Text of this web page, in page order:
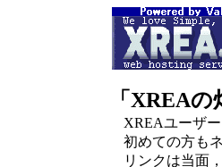
「XREA
XREAユーザー
初めての方も
リンクは当面，